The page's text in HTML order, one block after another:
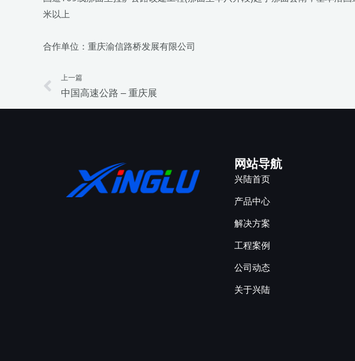
米以上
合作单位：重庆渝信路桥发展有限公司
Prev
上一篇
中国高速公路 – 重庆展
网站导航
兴陆首页
产品中心
解决方案
工程案例
公司动态
关于兴陆